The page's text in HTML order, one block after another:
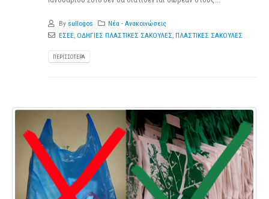
By sullogos
Νέα - Ανακοινώσεις
ΕΣΕΕ, ΟΔΗΓΙΕΣ ΠΛΑΣΤΙΚΕΣ ΣΑΚΟΥΛΕΣ ΠΛΑΣΤΙΚΕΣ ΣΑΚΟΥΛΕΣ
ΠΕΡΙΣΣΌΤΕΡΑ